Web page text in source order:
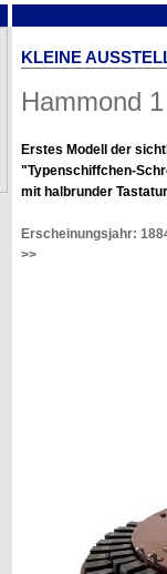
KLEINE
Hammond 1
Erstes Modell der
"Typenschiffchen-
mit halbrunder
Erscheinungsjahr:
>>